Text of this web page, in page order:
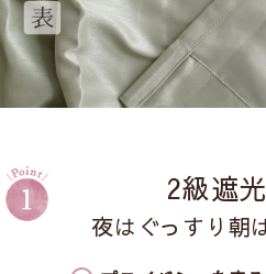
2級遮光
夜はぐっすり朝